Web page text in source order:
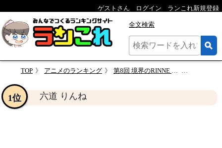
ゲストさん ログイン ランこれ新規登録
全文検索
TOP アニメのランキング 第8回 境界のRINNE キャラクター人気投票
六道 りんね
1位